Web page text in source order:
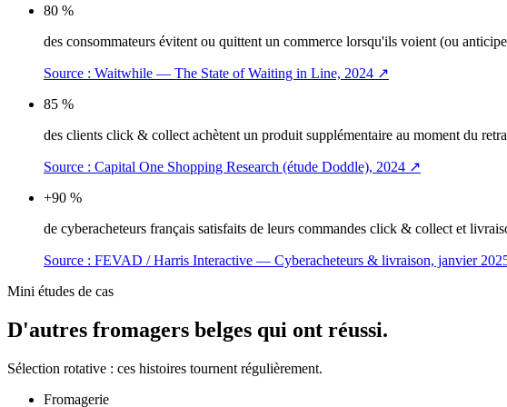
80 %
des consommateurs évitent ou quittent un commerce lorsqu'ils voient (ou
Source : Waitwhile — The State of Waiting in Line, 2024 ↗
85 %
des clients click & collect achètent un produit supplémentaire au moment du
Source : Capital One Shopping Research (étude Doddle), 2024 ↗
+90 %
de cyberacheteurs français satisfaits de leurs commandes click & collect et
Source : FEVAD / Harris Interactive — Cyberacheteurs & livraison, janvier
Mini études de cas
D'autres fromagers belges qui ont réussi.
Sélection rotative : ces histoires tournent régulièrement.
Fromagerie